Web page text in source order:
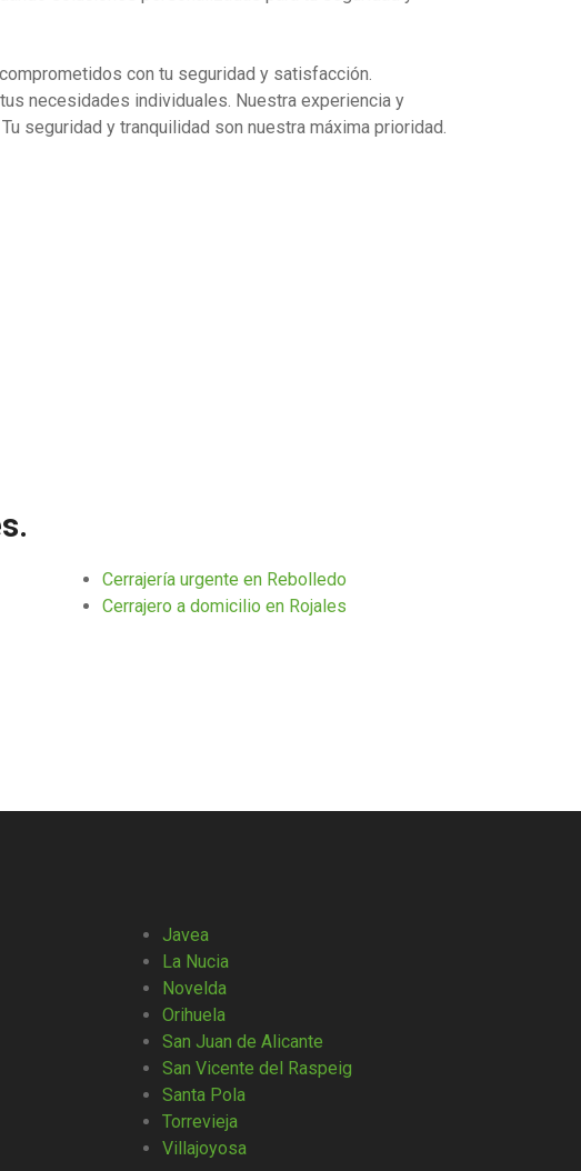
con tu seguridad y satisfacción.
necesidades individuales. Nuestra experiencia y
seguridad y tranquilidad son nuestra máxima prioridad.
Cerrajería urgente en Rebolledo
Cerrajero a domicilio en Rojales
Javea
La Nucia
Novelda
Orihuela
San Juan de Alicante
San Vicente del Raspeig
Santa Pola
Torrevieja
Villajoyosa